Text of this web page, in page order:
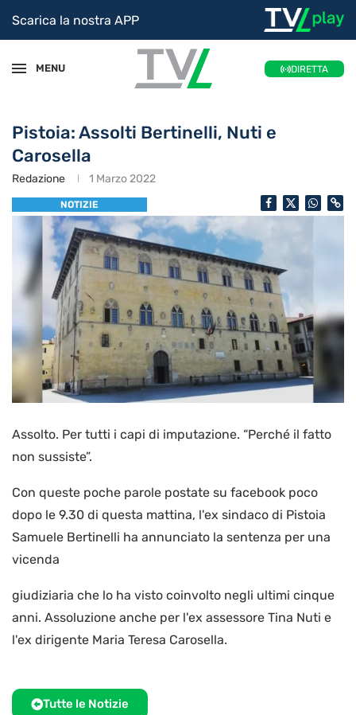
Scarica la nostra APP
MENU DIRETTA
Pistoia: Assolti Bertinelli, Nuti e
Carosella
Redazione 1 Marzo 2022
NOTIZIE
Assolto. Per tutti i capi di imputazione. “Perché il fatto
non sussiste”.
Con queste poche parole postate su facebook poco
dopo le 9.30 di questa mattina, l'ex sindaco di Pistoia
Samuele Bertinelli ha annunciato la sentenza per una
vicenda
giudiziaria che lo ha visto coinvolto negli ultimi cinque
anni. Assoluzione anche per l'ex assessore Tina Nuti e
l'ex dirigente Maria Teresa Carosella.
Tutte le Notizie